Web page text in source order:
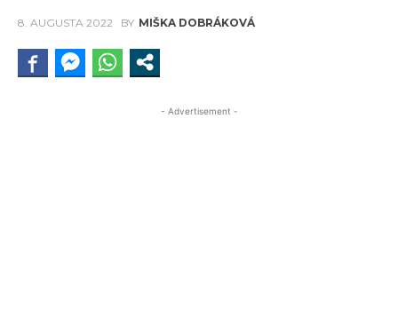
8. AUGUSTA 2022 BY MIŠKA DOBRÁKOVÁ
- Advertisement -